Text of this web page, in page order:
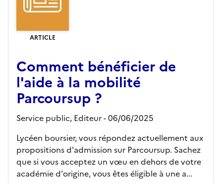
ARTICLE
Comment bénéficier de
l'aide à la mobilité
Parcoursup ?
Service public, Editeur- 06/06/2025
Lycéen boursier, vous répondez actuellement aux
propositions d'admission sur Parcoursup. Sachez
que si vous acceptez un vœu en dehors de votre
académie d'origine, vous êtes éligible à une a...